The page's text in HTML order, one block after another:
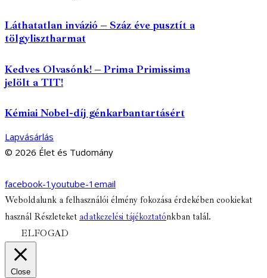
Láthatatlan invázió – Száz éve pusztít a
tölgylisztharmat
Kedves Olvasónk! – Prima Primissima
jelölt a TIT!
Kémiai Nobel-díj génkarbantartásért
Lapvásárlás
© 2026 Élet és Tudomány
facebook-1 youtube-1 email
Weboldalunk a felhasználói élmény fokozása érdekében cookiekat
használ Részleteket adatkezelési tájékoztatónkban talál.
ELFOGAD
Close